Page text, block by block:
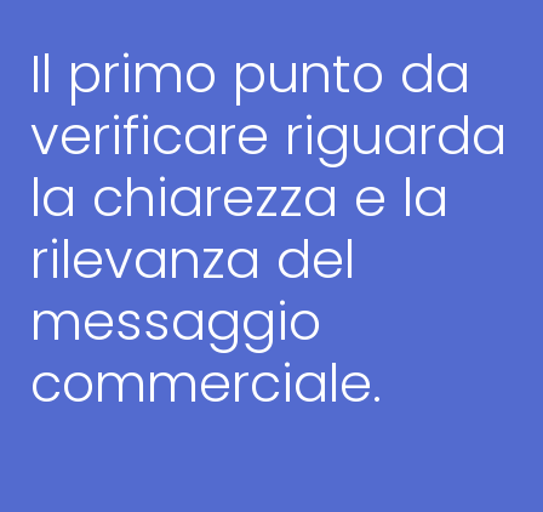
Il primo punto da
verificare riguarda
la chiarezza e la
rilevanza del
messaggio
commerciale.